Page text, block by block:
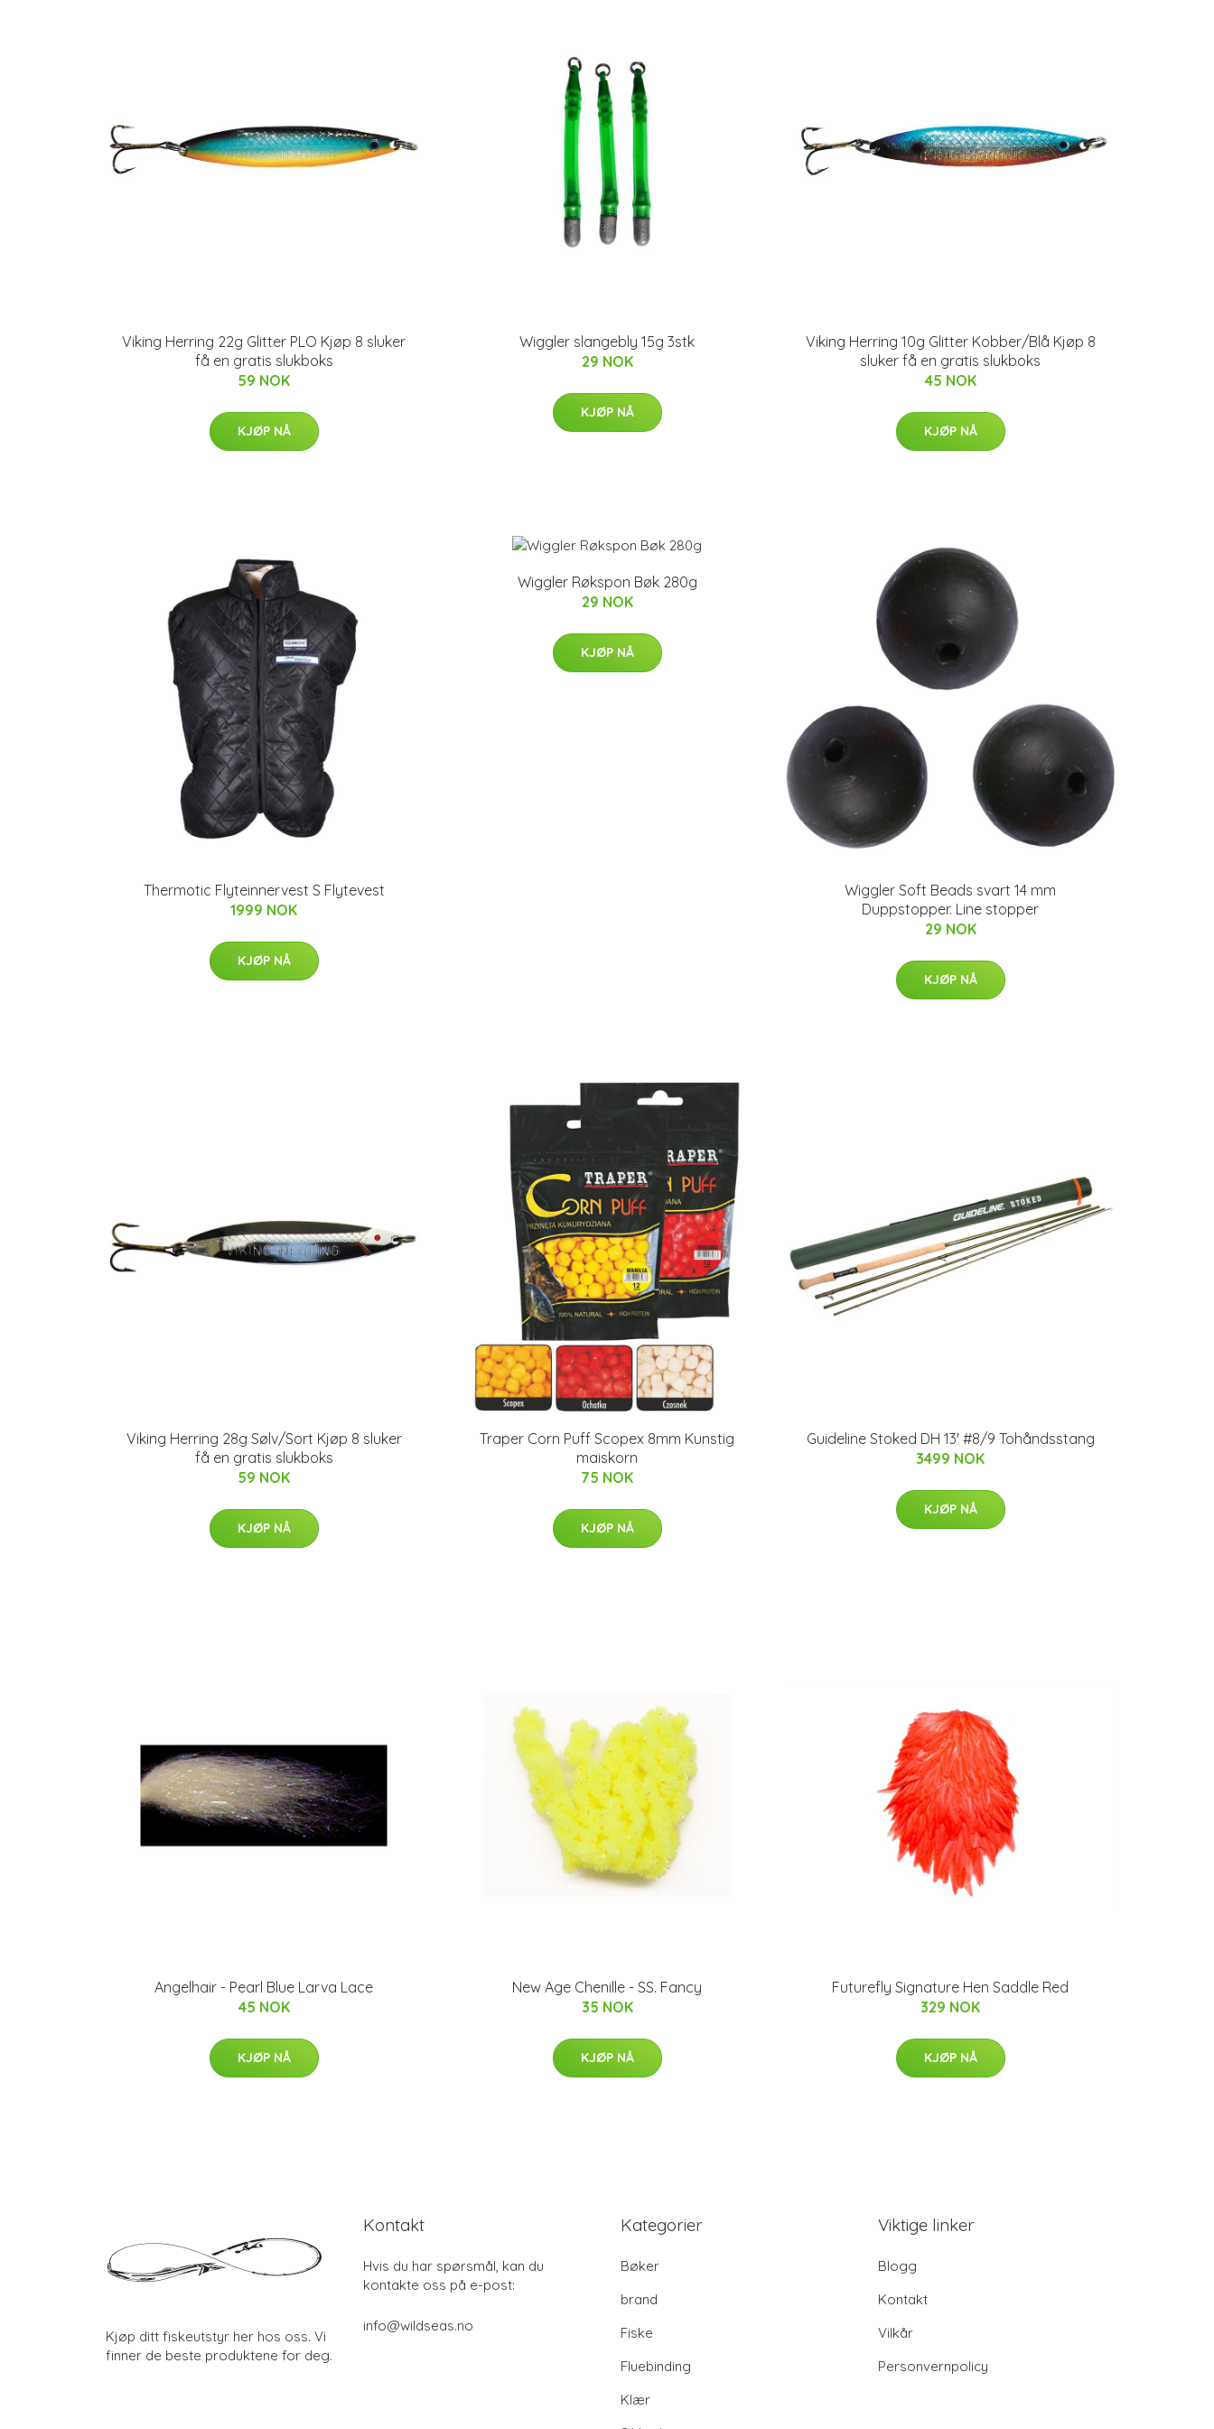
Viking Herring 22g Glitter PLO Kjøp 8 sluker
få en gratis slukboks
59 NOK
KJØP NÅ
Wiggler slangebly 15g 3stk
29 NOK
KJØP NÅ
Viking Herring 10g Glitter Kobber/Blå Kjøp 8
sluker få en gratis slukboks
45 NOK
KJØP NÅ
Thermotic Flyteinnervest S Flytevest
1999 NOK
KJØP NÅ
Wiggler Røkspon Bøk 280g
29 NOK
KJØP NÅ
Wiggler Soft Beads svart 14 mm
Duppstopper. Line stopper
29 NOK
KJØP NÅ
Viking Herring 28g Sølv/Sort Kjøp 8 sluker
få en gratis slukboks
59 NOK
KJØP NÅ
Traper Corn Puff Scopex 8mm Kunstig
maiskorn
75 NOK
KJØP NÅ
Guideline Stoked DH 13' #8/9 Tohåndsstang
3499 NOK
KJØP NÅ
Angelhair - Pearl Blue Larva Lace
45 NOK
KJØP NÅ
New Age Chenille - SS. Fancy
35 NOK
KJØP NÅ
Futurefly Signature Hen Saddle Red
329 NOK
KJØP NÅ
Kjøp ditt fiskeutstyr her hos oss. Vi
finner de beste produktene for deg.
Kontakt
Hvis du har spørsmål, kan du
kontakte oss på e-post:
info@wildseas.no
Kategorier
Bøker
brand
Fiske
Fluebinding
Klær
Viktige linker
Blogg
Kontakt
Vilkår
Personvernpolicy